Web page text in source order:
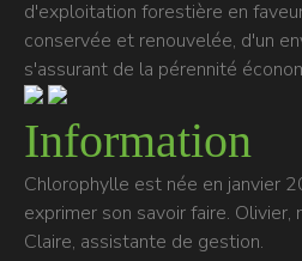
d'exploitation forestière en
conservée et renouvelée, d'un
s'assurant de la pérennité
Information
Chlorophylle est née en janvier
exprimer son savoir faire.
Claire, assistante de gestion.